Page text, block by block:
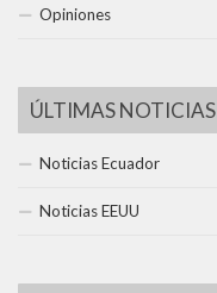
Opiniones
ÚLTIMAS NOTICIAS
Noticias Ecuador
Noticias EEUU